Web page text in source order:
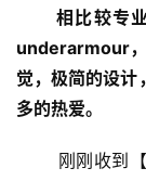
相比较专业
underarmour
觉，极简的设计
多的热爱。
刚刚收到【